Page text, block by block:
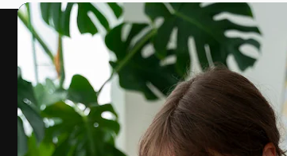
Vídeos
Clipes de vídeo
Animações
Modelos de vídeos
Ícones
Modelos 3D
Fontes
A plataforma criativa para você direcionar
seu melhor trabalho. Mais de 1 milhão de
assinantes entre criativos, empresas,